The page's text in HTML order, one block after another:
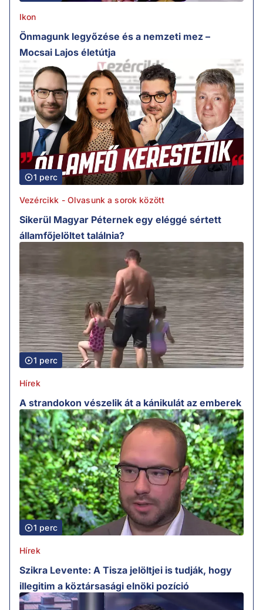
Ikon
Önmagunk legyőzése és a nemzeti mez –
Mocsai Lajos életútja
1 perc
Vezércikk - Olvasunk a sorok között
Sikerül Magyar Péternek egy eléggé sértett
államfőjelöltet találnia?
1 perc
Hírek
A strandokon vészelik át a kánikulát az emberek
1 perc
Hírek
Szikra Levente: A Tisza jelöltjei is tudják, hogy
illegitim a köztársasági elnöki pozíció